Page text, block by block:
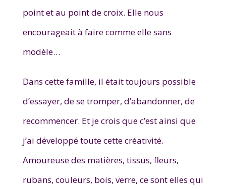
point et au point de croix. Elle nous
encourageait à faire comme elle sans
modèle…
Dans cette famille, il était toujours possible
d’essayer, de se tromper, d’abandonner, de
recommencer. Et je crois que c’est ainsi que
j’ai développé toute cette créativité.
Amoureuse des matières, tissus, fleurs,
rubans, couleurs, bois, verre, ce sont elles qui